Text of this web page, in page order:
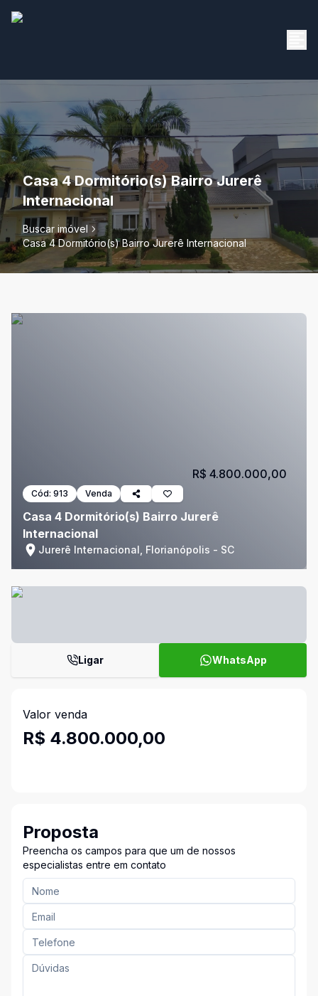
Casa 4 Dormitório(s) Bairro Jurerê
Internacional
Buscar imóvel
Casa 4 Dormitório(s) Bairro Jurerê Internacional
Cód: 913 Venda
Casa 4 Dormitório(s) Bairro Jurerê
Internacional
Jurerê Internacional, Florianópolis - SC
R$ 4.800.000,00
Ligar WhatsApp
Valor venda
R$ 4.800.000,00
Proposta
Preencha os campos para que um de nossos
especialistas entre em contato